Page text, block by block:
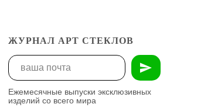
ЖУРНАЛ АРТ СТЕКЛОВ
Ежемесячные выпуски эксклюзивных
изделий со всего мира